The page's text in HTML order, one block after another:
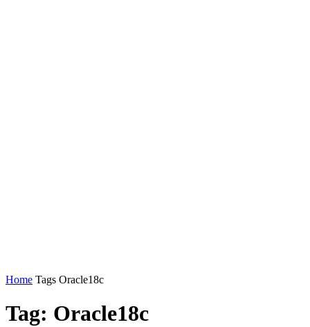
Home Tags Oracle18c
Tag: Oracle18c